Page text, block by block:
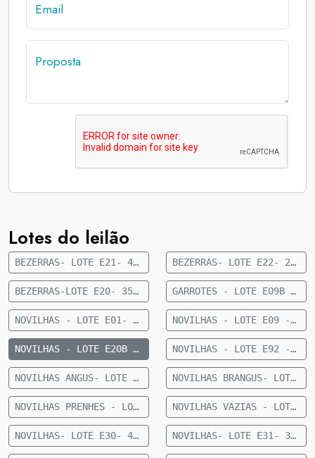
Email
Proposta
Lotes do leilão
BEZERRAS- LOTE E21- 40 FÊMEAS NELORE- 8 A 10 MESES- 189 KG- 60 KM DE CAMAPUÃ BEZERRAS- LOTE E22- 27 FÊMEAS CRUZADAS-10 A 12 MESES- 233 KG - 60 KM DE CAMAPUÃ
BEZERRAS-LOTE E20- 35 FÊMEAS NELORE- 10 A 12 MESES- 223 KG- 60 KM DE CAMAPUÃ GARROTES - LOTE E09B - 30 MACHOS CRUZADOS 12 A 15 MESES - 244 KG - 35 KM DE CAMAPUÃ
NOVILHAS - LOTE E01- 42 FÊMEAS NELORE- 15 MESES- 278 KG- 38 KM DE CAMAPUÃ NOVILHAS - LOTE E09 - 12 FÊMEAS NELORE 12 A 15 MESES - 238 KG - 28 KM DE CAMAPUÃ
NOVILHAS - LOTE E20B - 30 FÊMEAS NELORE 15 A 18 MESES - 278 KG - 17 KM DE CAMAPUÃ NOVILHAS - LOTE E92 - 8 FÊMEAS ANELORADAS 12 A 15 MESES - 239 KG - 28 KM DE CAMAPUÃ
NOVILHAS ANGUS- LOTE E33- 62 FÊMEAS CRUZ.INDUSTRIAL-15 A 18 MESES- 325 KG- 42 KM DE FIGUEIRÃO NOVILHAS BRANGUS- LOTE E34- 29 FÊMEA CRUZ.INDUSTRIAL- 15 A18 MESES- 338 KG- 42 KM DE FIGUEIRÃO
NOVILHAS PRENHES - LOTE E96 - 9 FÊMEAS NELORE 24 MESES PRENHE ( 1 NO TERÇO INICIAL E 8 NO TERÇO MÉDIO) - 391 KG - 28 KM DE CAMAPUÃ NOVILHAS VAZIAS - LOTE E99 - 10 FÊMEAS NELORE 24 MESES (VAZIAS) - 384 KG - 28 KM DE CAMAPUÃ
NOVILHAS- LOTE E30- 40 FÊMEAS NELORE- 18 A 24 MESES- 356 KG- 46 KM DE PARAISO DAS AGUAS SENTIDO CHAPADÃO DO SUL NOVILHAS- LOTE E31- 32 FÊMEAS NELORE- 12 A 15 MESES- 290 KG- 46 KM DE PARAISO DAS AGUAS SENTIDO CHAPADÃO DO SUL